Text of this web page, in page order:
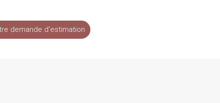
demande d'estimation